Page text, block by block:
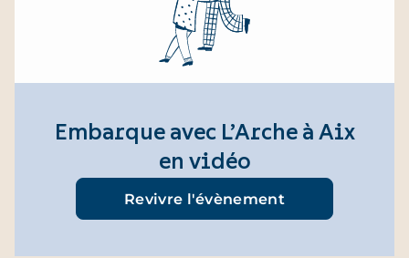
Embarque avec L’Arche à Aix
en vidéo
Revivre l'évènement